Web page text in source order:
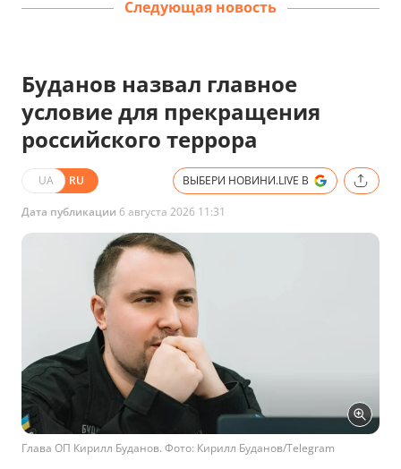
Следующая новость
Буданов назвал главное
условие для прекращения
российского террора
UA RU ВЫБЕРИ НОВИНИ.LIVE В
Дата публикации 6 августа 2026 11:31
Глава ОП Кирилл Буданов. Фото: Кирилл Буданов/Telegram